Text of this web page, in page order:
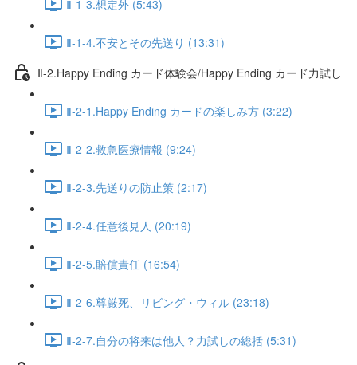
Ⅱ-1-3.想定外 (5:43)
Ⅱ-1-4.不安とその先送り (13:31)
Ⅱ-2.Happy Ending カード体験会/Happy Ending カード力試し
Ⅱ-2-1.Happy Ending カードの楽しみ方 (3:22)
Ⅱ-2-2.救急医療情報 (9:24)
Ⅱ-2-3.先送りの防止策 (2:17)
Ⅱ-2-4.任意後見人 (20:19)
Ⅱ-2-5.賠償責任 (16:54)
Ⅱ-2-6.尊厳死、リビング・ウィル (23:18)
Ⅱ-2-7.自分の将来は他人？力試しの総括 (5:31)